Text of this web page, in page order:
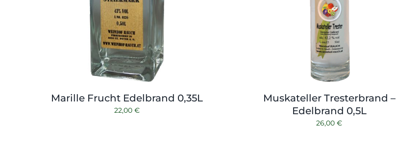
Marille Frucht Edelbrand 0,35L
22,00 €
Muskateller Tresterbrand –
Edelbrand 0,5L
26,00€